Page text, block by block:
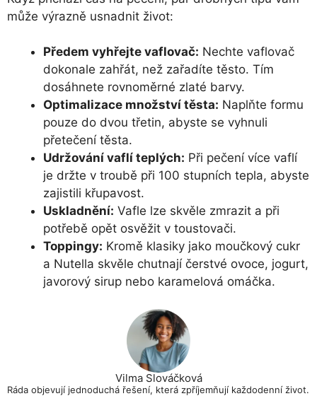
může výrazně usnadnit život:
Předem vyhřejte vaflovač: Nechte vaflovač
dokonale zahřát, než zařadíte těsto. Tím
dosáhnete rovnoměrné zlaté barvy.
Optimalizace množství těsta: Naplňte formu
pouze do dvou třetin, abyste se vyhnuli
přetečení těsta.
Udržování vaflí teplých: Při pečení více vaflí
je držte v troubě při 100 stupních tepla, abyste
zajistili křupavost.
Uskladnění: Vafle lze skvěle zmrazit a při
potřebě opět osvěžit v toustovači.
Toppingy: Kromě klasiky jako moučkový cukr
a Nutella skvěle chutnají čerstvé ovoce, jogurt,
javorový sirup nebo karamelová omáčka.
Vilma Slováčková
Ráda objevují jednoduchá řešení, která zpříjemňují každodenní život.